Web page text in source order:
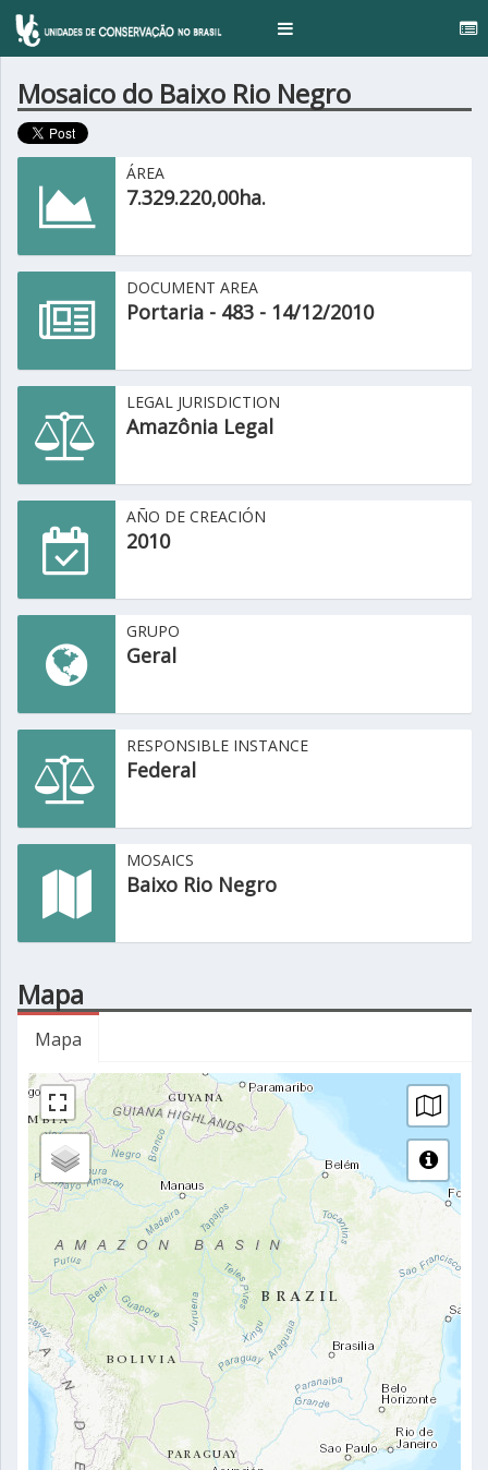
Toggle
Mosaico do Baixo Rio Negro
ÁREA
7.329.220,00ha.
DOCUMENT AREA
Portaria - 483 - 14/12/2010
LEGAL JURISDICTION
Amazônia Legal
AÑO DE CREACIÓN
2010
GRUPO
Geral
RESPONSIBLE INSTANCE
Federal
MOSAICS
Baixo Rio Negro
Mapa
Mapa